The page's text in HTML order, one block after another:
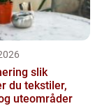
slik
du tekstiler,
uteområder